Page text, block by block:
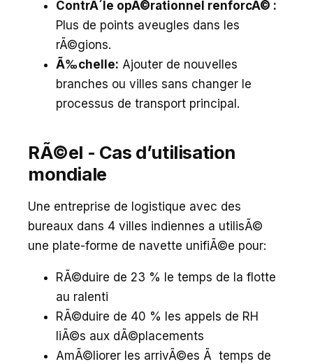
ContrÃ´le opÃ©rationnel renforcÃ© :
Plus de points aveugles dans les
rÃ©gions.
Ã‰chelle: Ajouter de nouvelles
branches ou villes sans changer le
processus de transport principal.
RÃ©el - Cas d’utilisation
mondiale
Une entreprise de logistique avec des
bureaux dans 4 villes indiennes a utilisÃ©
une plate-forme de navette unifiÃ©e pour:
RÃ©duire de 23 % le temps de la flotte
au ralenti
RÃ©duire de 40 % les appels de RH
liÃ©s aux dÃ©placements
AmÃ©liorer les arrivÃ©es Ã temps de